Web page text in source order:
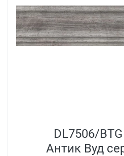
DL7506/
Антик Вуд